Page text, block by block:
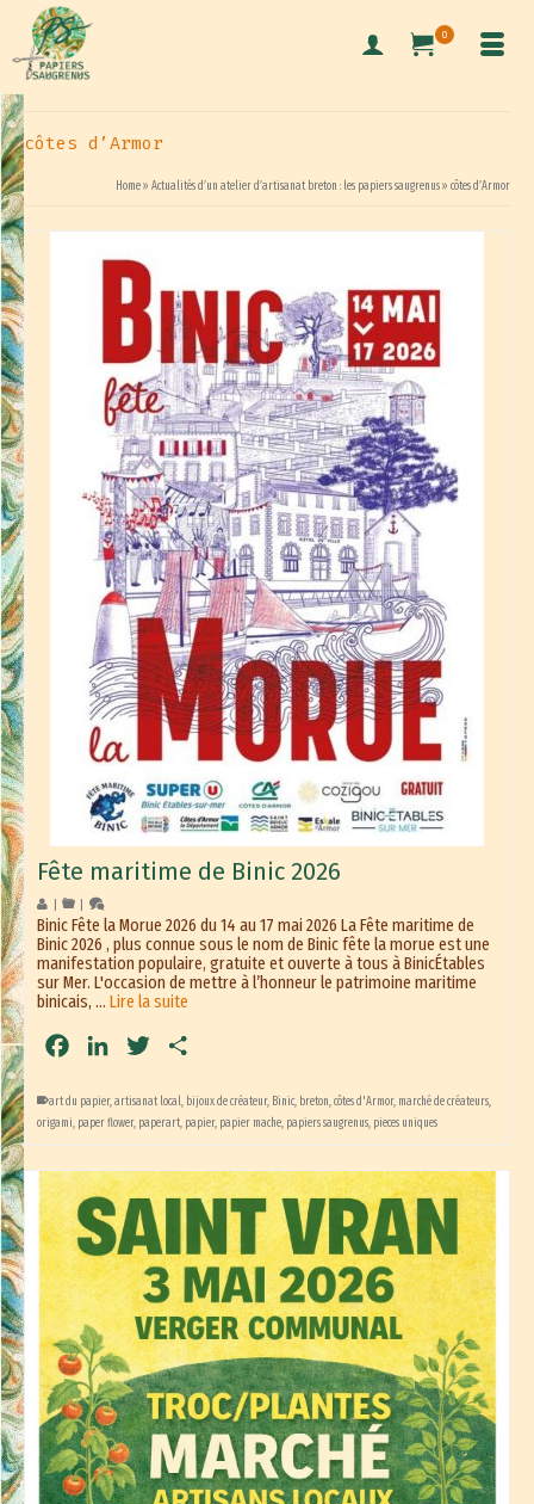
0
côtes d’Armor
Home» Actualités d’un atelier d’artisanat breton : les papiers saugrenus» côtes d’Armor
Fête maritime de Binic 2026
Binic Fête la Morue 2026 du 14 au 17 mai 2026 La Fête maritime de
Binic 2026 , plus connue sous le nom de Binic fête la morue est une
manifestation populaire, gratuite et ouverte à tous à BinicÉtables
sur Mer. L'occasion de mettre à l’honneur le patrimoine maritime
binicais, … Lire la suite
FacebookLinkedInTwitter
art du papier,artisanat local, bijoux de créateur, Binic, breton,côtes d'Armor, marché de créateurs,
origami, paper flower, paperart, papier, papier mache, papiers saugrenus, pieces uniques